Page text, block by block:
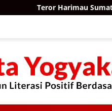
Teror Harimau Sumatra di